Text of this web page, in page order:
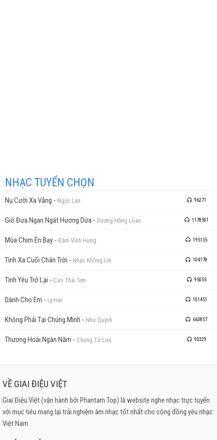
NHẠC TUYỂN CHỌN
Nụ Cười Xa Vắng - Ngọc Lan 96271
Gió Đưa Ngan Ngát Hương Dừa - Dương Hồng Loan 1178501
Mùa Chim Én Bay - Đàm Vĩnh Hưng 195155
Tình Xa Cuối Chân Trời - Nhạc Không Lời 104178
Tình Yêu Trở Lại - Cao Thái Sơn 95055
Dành Cho Em - Lý Hải 101451
Không Phải Tại Chúng Mình - Như Quỳnh 663857
Thương Hoài Ngàn Năm - Chung Tử Lưu 93329
VỀ GIAI ĐIỆU VIỆT
Giai Điệu Việt (vận hành bởi Phantam Top) là website nghe nhạc trực tuyến
với mục tiêu mang lại trải nghiệm âm nhạc tốt nhất cho cộng đồng yêu nhạc
Việt Nam.